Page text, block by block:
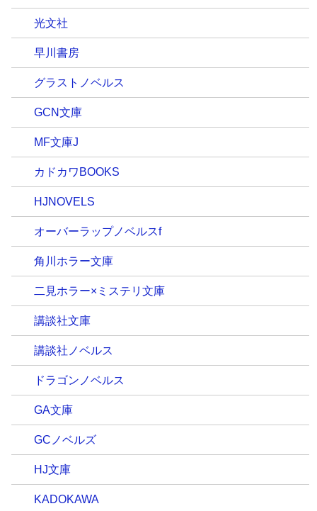
光文社
早川書房
グラストノベルス
GCN文庫
MF文庫J
カドカワBOOKS
HJNOVELS
オーバーラップノベルスf
角川ホラー文庫
二見ホラー×ミステリ文庫
講談社文庫
講談社ノベルス
ドラゴンノベルス
GA文庫
GCノベルズ
HJ文庫
KADOKAWA